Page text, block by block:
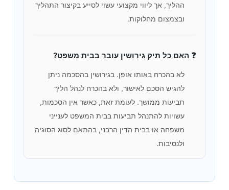
ההליך, אך ליווי מקצועי עשוי לסייע בקיצור התהליך
ובצמצום מחלוקות.
❓ האם כל תיק גירושין עובר בבית משפט?
לא בהכרח באותו אופן. בגירושין בהסכמה ניתן
להגיש הסכם לאישור, ולא בהכרח לנהל הליך
תביעות ממושך. לעומת זאת, כאשר אין הסכמות,
עשויות להתנהל תביעות בבית המשפט לענייני
משפחה או בבית הדין הרבני, בהתאם לסוג הסוגיה
ולנסיבות.